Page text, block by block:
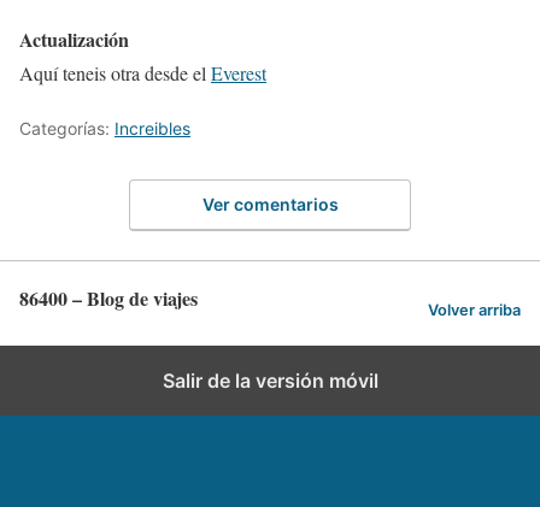
Actualización
Aquí teneis otra desde el Everest
Categorías: Increibles
Ver comentarios
86400 – Blog de viajes Volver arriba
Salir de la versión móvil